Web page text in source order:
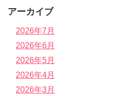
アーカイブ
2026年7月
2026年6月
2026年5月
2026年4月
2026年3月